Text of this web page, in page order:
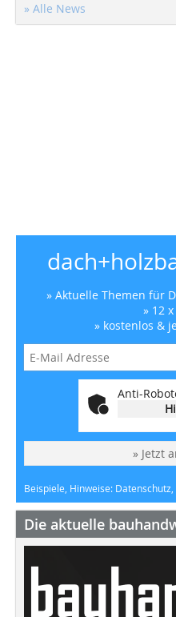
» Alle News
» Aktuelle Themen für
» 12
» kostenlos &
Anti-
» Jetzt
Beispiele, Hinweise:
Die aktuelle